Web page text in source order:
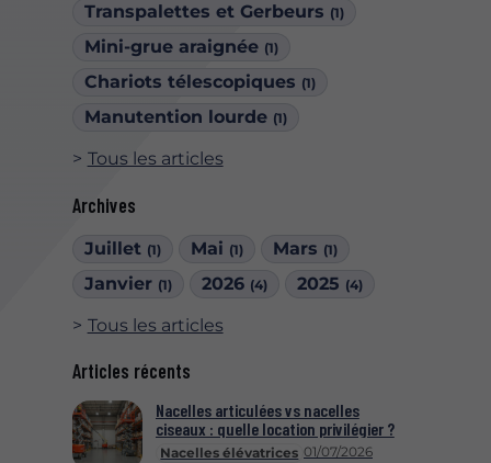
Transpalettes et Gerbeurs (1)
Mini-grue araignée (1)
Chariots télescopiques (1)
Manutention lourde (1)
Tous les articles
Archives
Juillet (1) Mai (1) Mars (1)
Janvier (1) 2026 (4) 2025 (4)
Tous les articles
Articles récents
Nacelles élévatrices 01/07/2026
Nacelles articulées vs nacelles
ciseaux : quelle location privilégier ?